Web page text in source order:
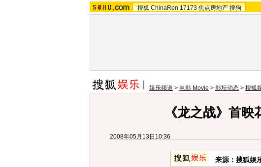
搜狐 ChinaRen 17173 焦点房地产 搜狗
娱乐频道 > 电影 Movie > 影坛动态 > 搜狐
《龙之战》首映
2008年05月13日10:36
来源：搜狐娱